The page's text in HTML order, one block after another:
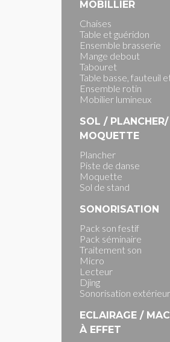
MOBILLIER
Chaises
Table et guéridon
Ensemble brasserie
Mange debout
Tabouret
Table basse, fauteuil
Ensemble rotin
Mobilier lumineux
SOL / PLANCHER/
MOQUETTE
Plancher
Piste de danse
Moquette
Sol de stand
SONORISATION
Pack son festif
Pack séminaire
Traitement son
Micro
Lecteur
Djing
Sonorisation extérieur
ECLAIRAGE /
À EFFET